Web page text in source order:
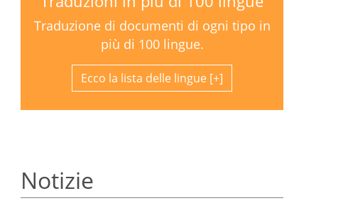
Traduzione di documenti di ogni tipo in
più di 100 lingue.
Ecco la lista delle lingue
Notizie